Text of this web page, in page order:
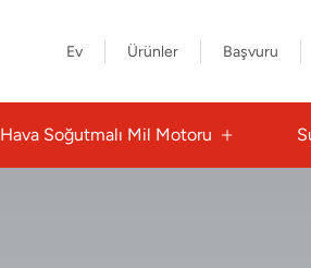
Ev Ürünler Başvuru
Hava Soğutmalı Mil Motoru